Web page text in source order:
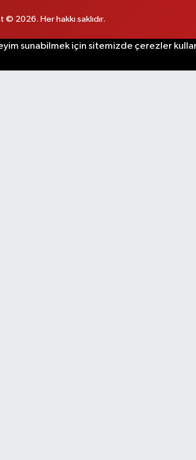
© 2026. Her hakkı saklıdır.
sunabilmek için sitemizde çerezler